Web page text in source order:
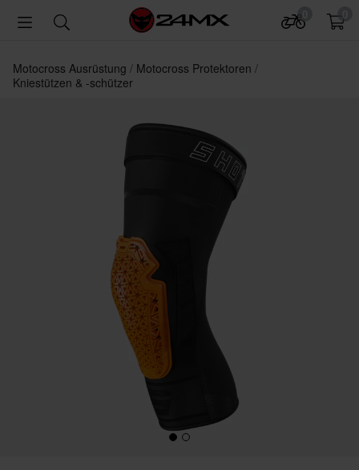
Motocross Ausrüstung
Motocross Protektoren
Kniestützen & -schützer